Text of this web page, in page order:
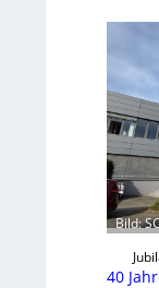
Bild:
40